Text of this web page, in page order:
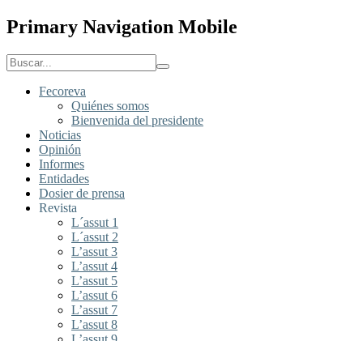
Primary Navigation Mobile
Fecoreva
Quiénes somos
Bienvenida del presidente
Noticias
Opinión
Informes
Entidades
Dosier de prensa
Revista
L´assut 1
L´assut 2
L’assut 3
L’assut 4
L’assut 5
L’assut 6
L’assut 7
L’assut 8